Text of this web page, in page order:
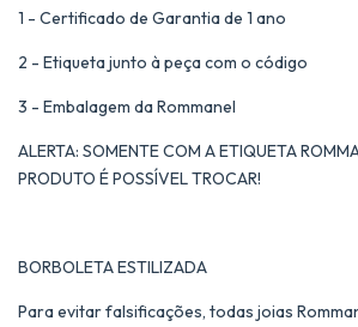
1 - Certificado de Garantia de 1 ano
2 - Etiqueta junto à peça com o código
3 - Embalagem da Rommanel
ALERTA: SOMENTE COM A ETIQUETA
PRODUTO É POSSÍVEL TROCAR!
BORBOLETA ESTILIZADA
Para evitar falsificações, todas joias